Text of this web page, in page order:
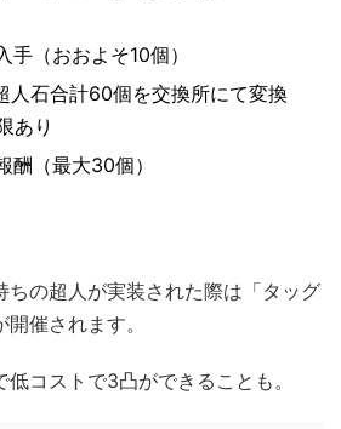
（おおよそ10個）
人石合計60個を交換所にて変換
あり
酬（最大30個）
ちの超人が実装された際は「タッグ
催されます。
コストで3凸ができることも。